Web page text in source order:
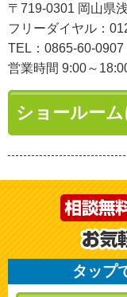
〒719-0301 岡山県
フリーダイヤル：
TEL：0865-60-0907
営業時間 9:00～
ショールー
タップ